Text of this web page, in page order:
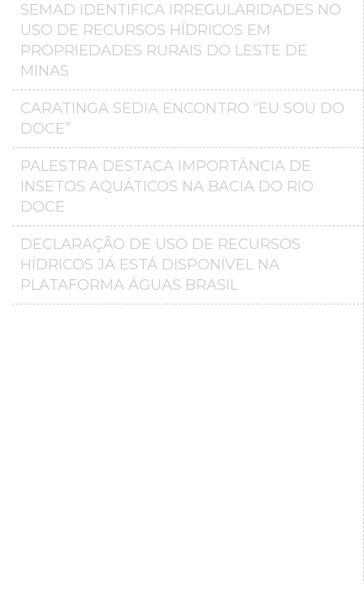
SEMAD IDENTIFICA IRREGULARIDADES NO
USO DE RECURSOS HÍDRICOS EM
PROPRIEDADES RURAIS DO LESTE DE
MINAS
CARATINGA SEDIA ENCONTRO “EU SOU DO
DOCE”
PALESTRA DESTACA IMPORTÂNCIA DE
INSETOS AQUÁTICOS NA BACIA DO RIO
DOCE
DECLARAÇÃO DE USO DE RECURSOS
HÍDRICOS JÁ ESTÁ DISPONÍVEL NA
PLATAFORMA ÁGUAS BRASIL